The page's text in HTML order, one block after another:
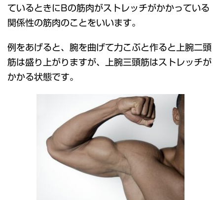
ているときにBの筋肉がストレッチがかかっている
関係性の筋肉のことをいいます。
例をあげると、腕を曲げて力こぶと作ると上腕二頭
筋は盛り上がりますが、上腕三頭筋はストレッチが
かかる状態です。